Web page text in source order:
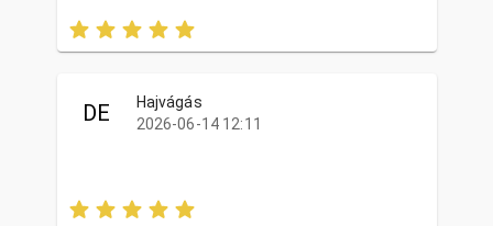
DE
Hajvágás
2026-06-14 12:11